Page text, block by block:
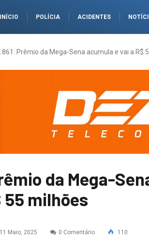
INÍCIO POLÍCIA ACIDENTES
Prêmio da Mega-Sena acumula e vai a R$
da Mega-
55 milhões
11 Maio, 2025 0 Comentário 110